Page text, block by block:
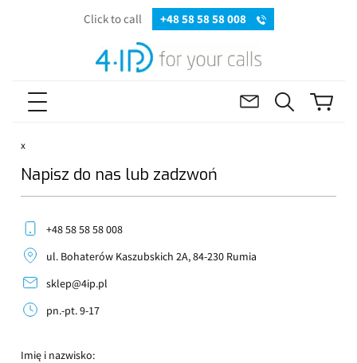
Click to call +48 58 58 58 008
x
Napisz do nas lub zadzwoń
+48 58 58 58 008
ul. Bohaterów Kaszubskich 2A, 84-230 Rumia
sklep@4ip.pl
pn.-pt. 9-17
Imię i nazwisko: